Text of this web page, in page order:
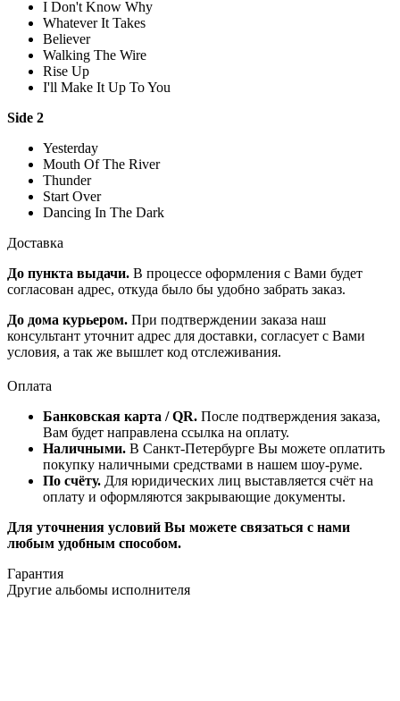
I Don't Know Why
Whatever It Takes
Believer
Walking The Wire
Rise Up
I'll Make It Up To You
Side 2
Yesterday
Mouth Of The River
Thunder
Start Over
Dancing In The Dark
Доставка
До пункта выдачи. В процессе оформления с Вами будет
согласован адрес, откуда было бы удобно забрать заказ.
До дома курьером. При подтверждении заказа наш
консультант уточнит адрес для доставки, согласует с Вами
условия, а так же вышлет код отслеживания.
Оплата
Банковская карта / QR. После подтверждения заказа,
Вам будет направлена ссылка на оплату.
Наличными. В Санкт-Петербурге Вы можете оплатить
покупку наличными средствами в нашем шоу-руме.
По счёту. Для юридических лиц выставляется счёт на
оплату и оформляются закрывающие документы.
Для уточнения условий Вы можете связаться с нами
любым удобным способом.
Гарантия
Другие альбомы исполнителя